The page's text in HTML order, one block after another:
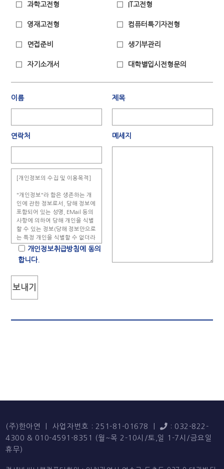
과학고전형 IT고전형
영재고전형 컴퓨터특기자전형
면접준비 생기부관리
자기소개서 대학별입시전형문의
이름
연락처
[개인정보의 수집 및 이용목적]
"개인정보"라 함은 생존하는 개
인에 관한 정보로서, 당해 정보에
포함되어 있는 성명, EMail 등의
사항에 의하여 당해 개인을 식별
할 수 있는 정보(당해 정보만으로
는 특정 개인을 식별할 수 없더라
도 다른 정보와 용이하게 결합하
말합니다. 회사는 서비스(게임,
를 비롯한, 보다 더 향상된 양질
의 없이는 이용자의 개인정보를
이용자들이 필요로 하는 컨텐츠
수 있습니다.
- 둘째 이용자들이 등록하신 개인
벤트, 업데이트 등의 소식을 받아
개인정보취급방침에 동의
합니다.
제목
메세지
(주)한아연 사업자번호 : 251-81-01678
: 032-822-
4300 & 010-4591-8351 (월~목 2-10시/토,일 1-7시/금요일
휴무)